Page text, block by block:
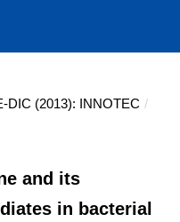
DIC (2013): INNOTEC /
and its
in bacterial